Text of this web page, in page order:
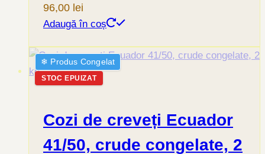
96,00 lei
Adaugă în coș
❄︎ Produs Congelat
STOC EPUIZAT
Cozi de creveți Ecuador
41/50, crude congelate, 2